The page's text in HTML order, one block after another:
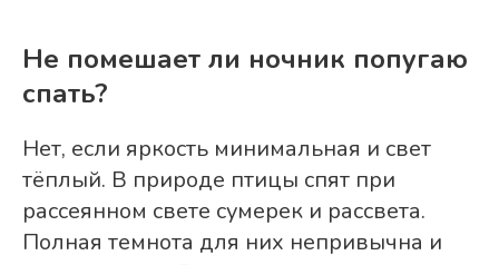
Не помешает ли ночник попугаю
спать?
Нет, если яркость минимальная и свет
тёплый. В природе птицы спят при
рассеянном свете сумерек и рассвета.
Полная темнота для них непривычна и